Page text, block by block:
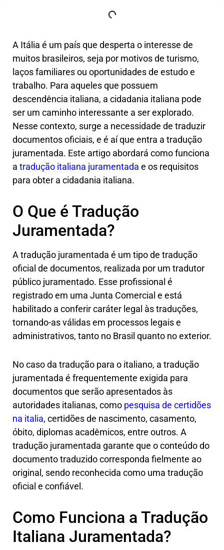
A Itália é um país que desperta o interesse de
muitos brasileiros, seja por motivos de turismo,
laços familiares ou oportunidades de estudo e
trabalho. Para aqueles que possuem
descendência italiana, a cidadania italiana pode
ser um caminho interessante a ser explorado.
Nesse contexto, surge a necessidade de traduzir
documentos oficiais, e é aí que entra a tradução
juramentada. Este artigo abordará como funciona
a tradução italiana juramentada e os requisitos
para obter a cidadania italiana.
O Que é Tradução
Juramentada?
A tradução juramentada é um tipo de tradução
oficial de documentos, realizada por um tradutor
público juramentado. Esse profissional é
registrado em uma Junta Comercial e está
habilitado a conferir caráter legal às traduções,
tornando-as válidas em processos legais e
administrativos, tanto no Brasil quanto no exterior.
No caso da tradução para o italiano, a tradução
juramentada é frequentemente exigida para
documentos que serão apresentados às
autoridades italianas, como pesquisa de certidões
na italia, certidões de nascimento, casamento,
óbito, diplomas acadêmicos, entre outros. A
tradução juramentada garante que o conteúdo do
documento traduzido corresponda fielmente ao
original, sendo reconhecida como uma tradução
oficial e confiável.
Como Funciona a Tradução
Italiana Juramentada?